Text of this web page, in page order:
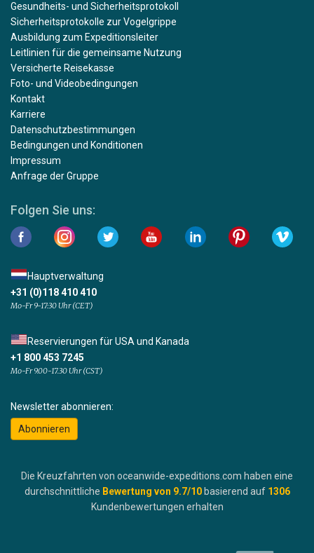
Gesundheits- und Sicherheitsprotokoll
Sicherheitsprotokolle zur Vogelgrippe
Ausbildung zum Expeditionsleiter
Leitlinien für die gemeinsame Nutzung
Versicherte Reisekasse
Foto- und Videobedingungen
Kontakt
Karriere
Datenschutzbestimmungen
Bedingungen und Konditionen
Impressum
Anfrage der Gruppe
Folgen Sie uns:
Hauptverwaltung
+31 (0)118 410 410
Mo-Fr 9-17:30 Uhr (CET)
Reservierungen für USA und Kanada
+1 800 453 7245
Mo-Fr 9.00-17.30 Uhr (CST)
Newsletter abonnieren:
Abonnieren
Die Kreuzfahrten von oceanwide-expeditions.com haben eine
durchschnittliche Bewertung von 9.7/10 basierend auf 1306
Kundenbewertungen erhalten